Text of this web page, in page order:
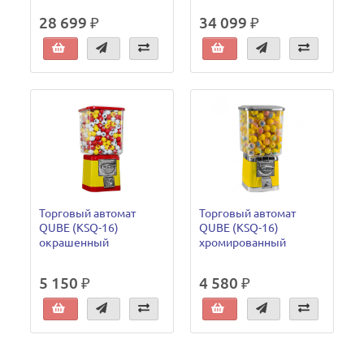
28 699 ₽ 34 099 ₽
Торговый автомат
QUBE (KSQ-16)
окрашенный
5 150 ₽
Торговый автомат
QUBE (KSQ-16)
хромированный
4 580 ₽